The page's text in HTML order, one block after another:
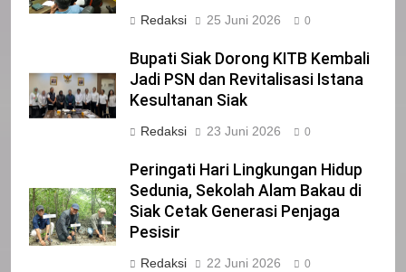
Redaksi 25 Juni 2026 0
Bupati Siak Dorong KITB Kembali
Jadi PSN dan Revitalisasi Istana
Kesultanan Siak
Redaksi 23 Juni 2026 0
Peringati Hari Lingkungan Hidup
Sedunia, Sekolah Alam Bakau di
Siak Cetak Generasi Penjaga
Pesisir
Redaksi 22 Juni 2026 0
NORMAN SILITONGA CALEG DPRD
PROVINSI DKI JAKARTA
IKLAN
NURGARAHA HARPAL NOVTEN, SH
CALON ANGGOTA DPRD PROVINSI